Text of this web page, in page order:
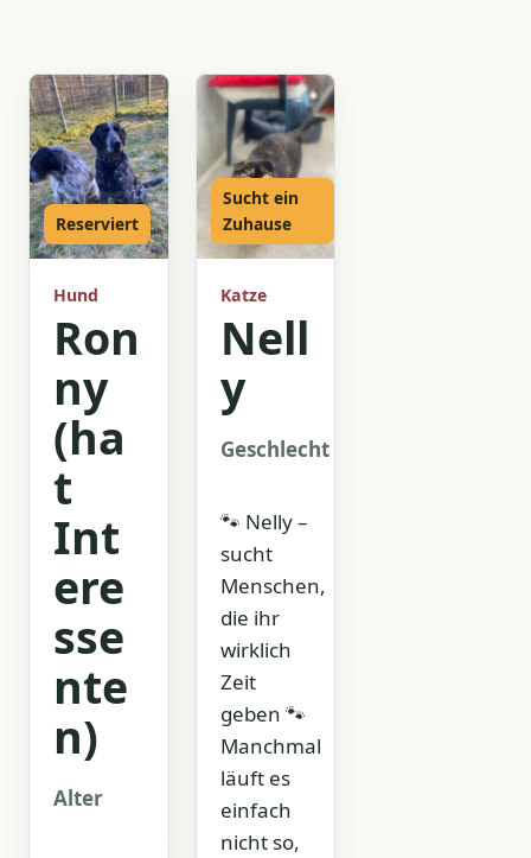
Reserviert
Hund
Ron
ny
(ha
t
Int
ere
sse
nte
n)
Alter
2017
Sucht ein
Zuhause
Katze
Nell
y
Geschlecht
🐾 Nelly –
sucht
Menschen,
die ihr
wirklich
Zeit
geben 🐾
Manchmal
läuft es
einfach
nicht so,